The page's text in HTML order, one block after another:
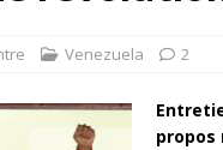
ETATS-UNIS
Les vies noires comptent:
Venezuela 2
propos